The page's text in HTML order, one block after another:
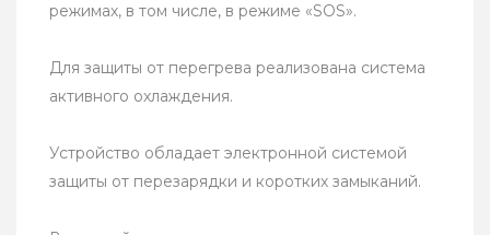
режимах, в том числе, в режиме «SOS».
Для защиты от перегрева реализована система
активного охлаждения.
Устройство обладает электронной системой
защиты от перезарядки и коротких замыканий.